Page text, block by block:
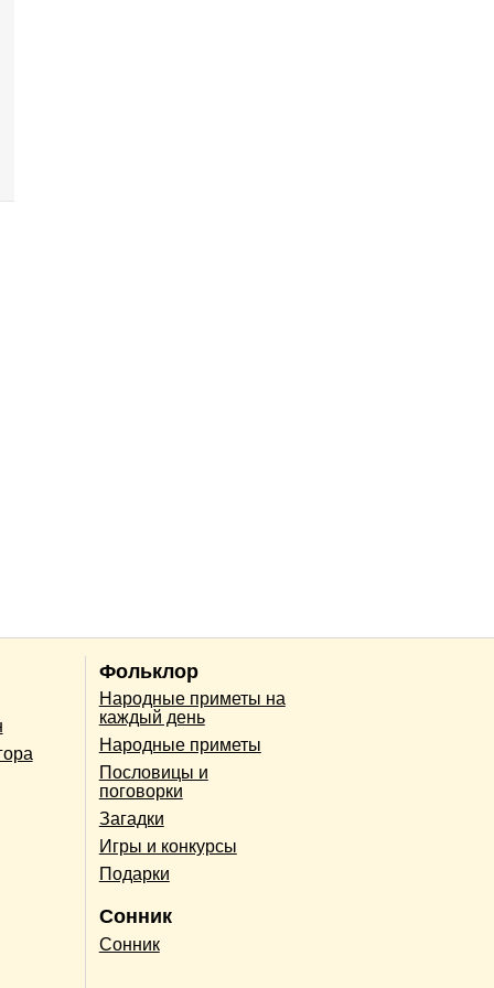
Фольклор
Народные приметы на
каждый день
Народные приметы
Пословицы и
поговорки
Загадки
Игры и конкурсы
Подарки
Сонник
Сонник